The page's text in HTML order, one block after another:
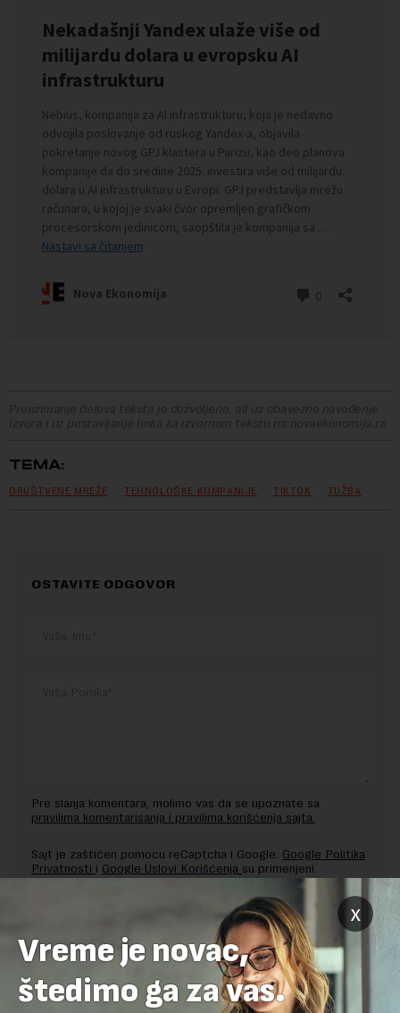
Preuzimanje delova teksta je dozvoljeno, ali uz obavezno navođenje
izvora i uz postavljanje linka ka izvornom tekstu na novaekonomija.rs
TEMA:
DRUŠTVENE MREŽE TEHNOLOŠKE KOMPANIJE TIKTOK TUŽBA
OSTAVITE ODGOVOR
Pre slanja komentara, molimo vas da se upoznate sa
pravilima komentarisanja i pravilima korišćenja sajta.
Sajt je zaštićen pomocu reCaptcha i Google. Google Politika
Privatnosti i Google Uslovi Korišćenja su primenjeni.
x
Vreme je novac,
štedimo ga za vas.